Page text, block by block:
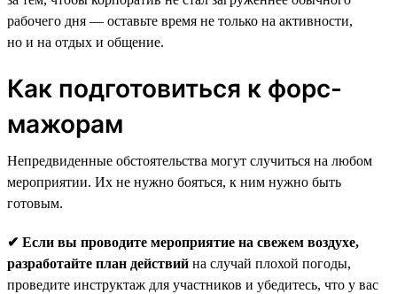
рабочего дня — оставьте время не только на активности,
но и на отдых и общение.
Как подготовиться к форс-
мажорам
Непредвиденные обстоятельства могут случиться на любом
мероприятии. Их не нужно бояться, к ним нужно быть
готовым.
✔ Если вы проводите мероприятие на свежем воздухе,
разработайте план действий на случай плохой погоды,
проведите инструктаж для участников и убедитесь, что у вас